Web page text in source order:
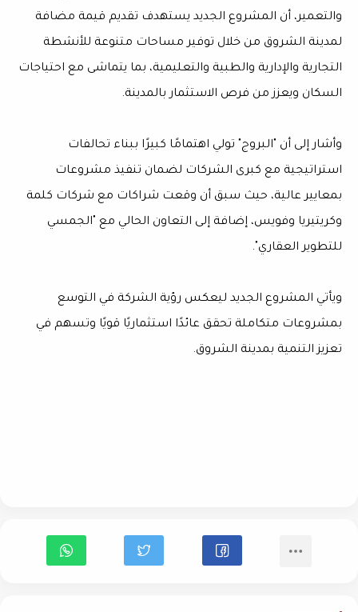
والتعمير، أن المشروع الجديد يستهدف تقديم قيمة مضافة
لمدينة الشروق من خلال توفير مساحات متنوعة للأنشطة
التجارية والإدارية والطبية والتعليمية، بما يتماشى مع احتياجات
السكان ويعزز من فرص الاستثمار بالمدينة.
وأشار إلى أن "البروج" تولي اهتمامًا كبيرًا ببناء تحالفات
استراتيجية مع كبرى الشركات لضمان تنفيذ مشروعات
بمعايير عالية، حيث سبق أن وقعت شراكات مع شركات كلمة
وكريتيريا وفويس، إضافة إلى التعاون الحالي مع "الجمسي
للتطوير العقاري".
ويأتي المشروع الجديد ليعكس رؤية الشركة في التوسع
بمشروعات متكاملة تحقق عائدًا استثماريًا قويًا وتسهم في
تعزيز التنمية بمدينة الشروق.